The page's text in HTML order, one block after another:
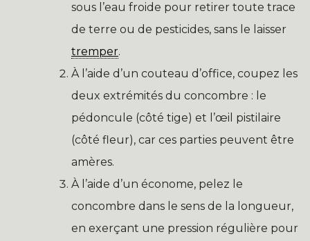
sous l’eau froide pour retirer toute trace
de terre ou de pesticides, sans le laisser
tremper.
À l’aide d’un couteau d’office, coupez les
deux extrémités du concombre : le
pédoncule (côté tige) et l’œil pistilaire
(côté fleur), car ces parties peuvent être
amères.
À l’aide d’un économe, pelez le
concombre dans le sens de la longueur,
en exerçant une pression régulière pour